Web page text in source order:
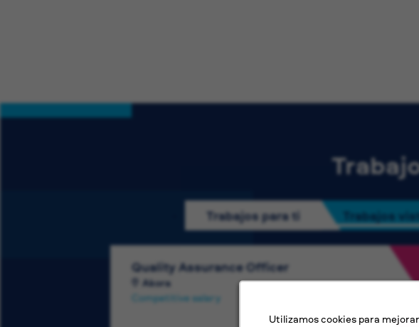
Utilizamos cookies para
Trabajos para ti Trabajos
Quality Assurance Officer
Akora
Competitive salary